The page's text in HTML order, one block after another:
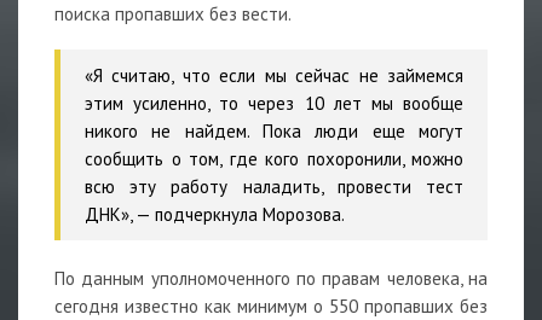
поиска пропавших без вести.
«Я считаю, что если мы сейчас не займемся
этим усиленно, то через 10 лет мы вообще
никого не найдем. Пока люди еще могут
сообщить о том, где кого похоронили, можно
всю эту работу наладить, провести тест
ДНК», — подчеркнула Морозова.
По данным уполномоченного по правам человека, на
сегодня известно как минимум о 550 пропавших без